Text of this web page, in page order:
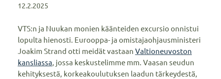
12.2.2025
VTS:n ja Nuukan monien käänteiden excursio onnistui
lopulta hienosti. Eurooppa- ja omistajaohjausministeri
Joakim Strand otti meidät vastaan Valtioneuvoston
kansliassa, jossa keskustelimme mm. Vaasan seudun
kehityksestä, korkeakoulutuksen laadun tärkeydestä,